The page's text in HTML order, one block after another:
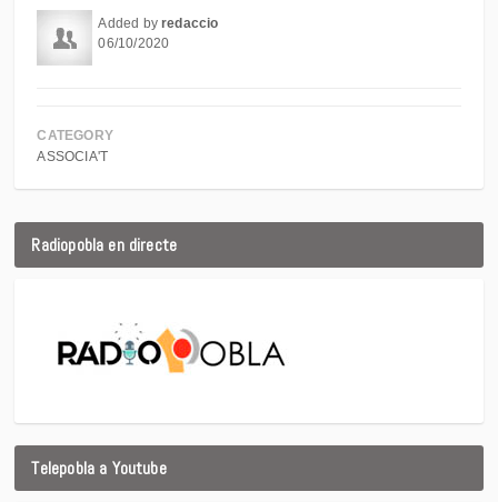
Added byredaccio
06/10/2020
CATEGORY
ASSOCIA'T
Radiopobla en directe
Telepobla a Youtube